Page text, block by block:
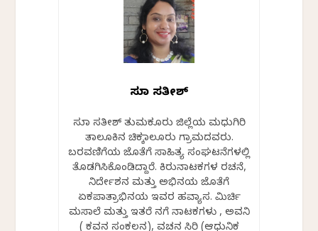
ಸುಮಾ ಸತೀಶ್
ಸುಮಾ ಸತೀಶ್‌ ತುಮಕೂರು ಜಿಲ್ಲೆಯ ಮಧುಗಿರಿ
ತಾಲೂಕಿನ ಚಿಕ್ಕಮಾಲೂರು ಗ್ರಾಮದವರು.
ಬರವಣಿಗೆಯ ಜೊತೆಗೆ ಸಾಹಿತ್ಯ ಸಂಘಟನೆಗಳಲ್ಲಿ
ತೊಡಗಿಸಿಕೊಂಡಿದ್ದಾರೆ. ಕಿರುನಾಟಕಗಳ ರಚನೆ,
ನಿರ್ದೇಶನ ಮತ್ತು ಅಭಿನಯ ಜೊತೆಗೆ
ಏಕಪಾತ್ರಾಭಿನಯ ಇವರ ಹವ್ಯಾಸ. ಮಿರ್ಚಿ
ಮಸಾಲೆ ಮತ್ತು ಇತರೆ ನಗೆ ನಾಟಕಗಳು , ಅವನಿ